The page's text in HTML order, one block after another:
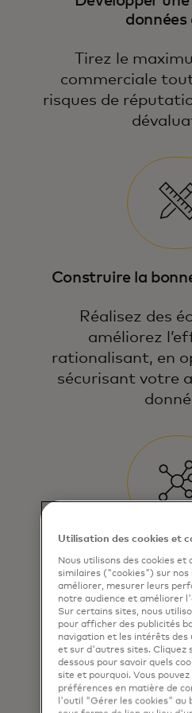
Nous mettons
faisant de vos
pour une prise de
une croissance.
données
Tirez le
commerciale
risques de
Construire la
Réalisez des
améliorez
rationalisant, en
sécurisant votre
Créer les
des
Éliminez les
cohérence et
informations qui
décisions plus
Utilisation des cookies et
Nous utilisons des cookies et
similaires ("cookies") sur nos
améliorer, mesurer leurs
notre audience et améliorer
Sur certains sites, nous
pour afficher des publicités
navigation et les intérêts
et sur d'autres sites. Cliquez
dessous pour savoir quels
site et pourquoi. Vous
préférences en matière de
l'outil "Gérer les cookies" au